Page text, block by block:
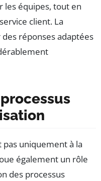
les équipes, tout en
client. La
réponses adaptées
pas uniquement à la
également un rôle
des processus